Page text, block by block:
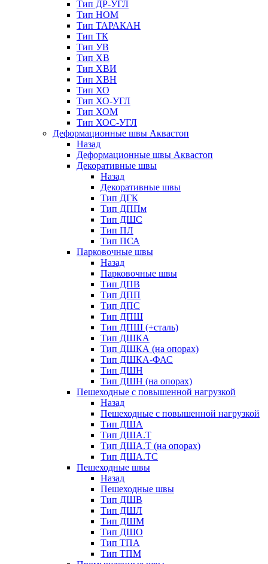
Тип ДР-УГЛ
Тип НОМ
Тип ТАРАКАН
Тип ТК
Тип УВ
Тип ХВ
Тип ХВИ
Тип ХВН
Тип ХО
Тип ХО-УГЛ
Тип ХОМ
Тип ХОС-УГЛ
Деформационные швы Аквастоп
Назад
Деформационные швы Аквастоп
Декоративные швы
Назад
Декоративные швы
Тип ДГК
Тип ДППм
Тип ДШС
Тип ПЛ
Тип ПСА
Парковочные швы
Назад
Парковочные швы
Тип ДПВ
Тип ДПП
Тип ДПС
Тип ДПШ
Тип ДПШ (+сталь)
Тип ДШКА
Тип ДШКА (на опорах)
Тип ДШКА-ФАС
Тип ДШН
Тип ДШН (на опорах)
Пешеходные с повышенной нагрузкой
Назад
Пешеходные с повышенной нагрузкой
Тип ДША
Тип ДША.Т
Тип ДША.Т (на опорах)
Тип ДША.ТС
Пешеходные швы
Назад
Пешеходные швы
Тип ДШВ
Тип ДШЛ
Тип ДШМ
Тип ДШО
Тип ТПА
Тип ТПМ